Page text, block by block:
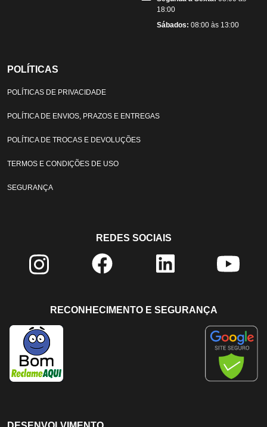
18:00
Sábados: 08:00 às 13:00
POLÍTICAS
POLÍTICAS DE PRIVACIDADE
POLÍTICA DE ENVIOS, PRAZOS E ENTREGAS
POLÍTICA DE TROCAS E DEVOLUÇÕES
TERMOS E CONDIÇÕES DE USO
SEGURANÇA
REDES SOCIAIS
RECONHECIMENTO E SEGURANÇA